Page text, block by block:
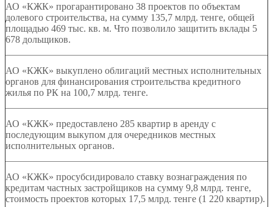
АО «КЖК» прогарантировано 38 проектов по объектам
долевого строительства, на сумму 135,7 млрд. тенге, общей
площадью 469 тыс. кв. м. Что позволило защитить вклады 5
678 дольщиков.
АО «КЖК» выкуплено облигаций местных исполнительных
органов для финансирования строительства кредитного
жилья по РК на 100,7 млрд. тенге.
АО «КЖК» предоставлено 285 квартир в аренду с
последующим выкупом для очередников местных
исполнительных органов.
АО «КЖК» просубсидировало ставку вознаграждения по
кредитам частных застройщиков на сумму 9,8 млрд. тенге,
стоимость проектов которых 1 7,5 млрд. тенге (1 220 квартир).